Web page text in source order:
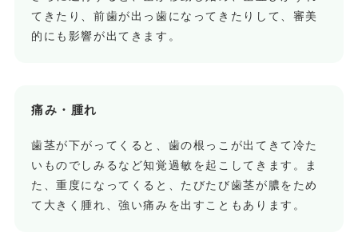
てきたり、前歯が出っ歯になってきたりして、審美
的にも影響が出てきます。
痛み・腫れ
歯茎が下がってくると、歯の根っこが出てきて冷た
いものでしみるなど知覚過敏を起こしてきます。ま
た、重度になってくると、たびたび歯茎が膿をため
て大きく腫れ、強い痛みを出すこともあります。